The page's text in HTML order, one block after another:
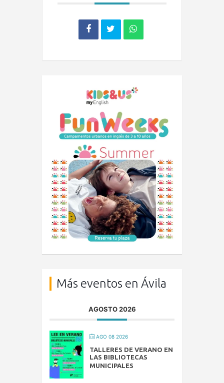
Más eventos en Ávila
AGOSTO 2026
AGO 08 2026
TALLERES DE VERANO EN
LAS BIBLIOTECAS
MUNICIPALES